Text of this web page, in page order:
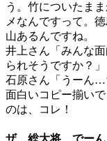
う。竹についたま
メなんですって。
山あるんですね。
井上さん「みんな
られそうですか？」
石原さん「うーん…
面白いコピー揃い
のは、コレ！